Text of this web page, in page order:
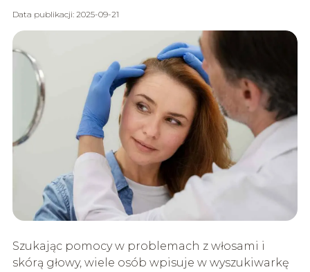
Data publikacji: 2025-09-21
Szukając pomocy w problemach z włosami i
skórą głowy, wiele osób wpisuje w wyszukiwarkę